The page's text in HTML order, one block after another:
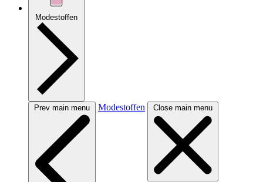
Modestoffen
Prev main menu Modestoffen Close main menu